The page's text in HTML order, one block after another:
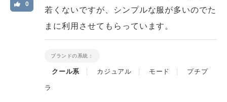
0
若くないですが、シンプルな服が多いのでた
まに利用させてもらっています。
ブランドの系統：
クール系 カジュアル モード プチプ
ラ